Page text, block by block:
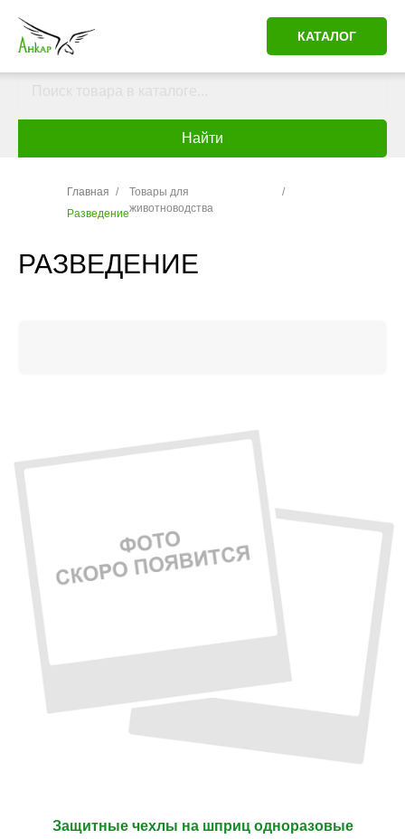
КАТАЛОГ
Найти
Главная /
Товары для
животноводства
Разведение
/
РАЗВЕДЕНИЕ
Защитные чехлы на шприц одноразовые